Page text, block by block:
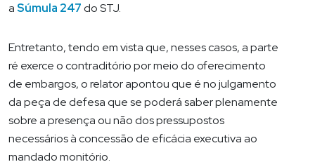
aSúmula 247do STJ.
Entretanto, tendo em vista que, nesses casos, a parte
ré exerce o contraditório por meio do oferecimento
de embargos, o relator apontou que é no julgamento
da peça de defesa que se poderá saber plenamente
sobre a presença ou não dos pressupostos
necessários à concessão de eficácia executiva ao
mandado monitório.